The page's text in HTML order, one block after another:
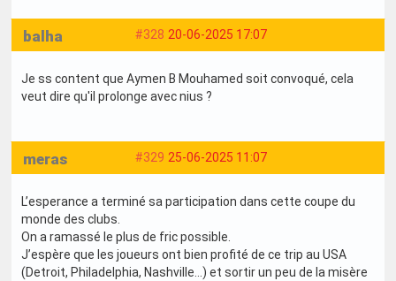
#328 20-06-2025 17:07
balha
Je ss content que Aymen B Mouhamed soit convoqué, cela
veut dire qu'il prolonge avec nius ?
#329 25-06-2025 11:07
meras
L’esperance a terminé sa participation dans cette coupe du
monde des clubs.
On a ramassé le plus de fric possible.
J’espère que les joueurs ont bien profité de ce trip au USA
(Detroit, Philadelphia, Nashville…) et sortir un peu de la misère